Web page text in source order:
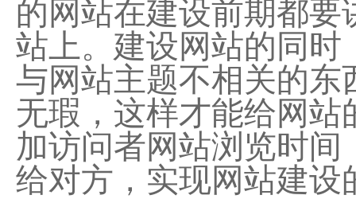
的网站在建设前期都
站上。建设网站的同时
与网站主题不相关的东
无瑕，这样才能给网
加访问者网站浏览时
给对方，实现网站建设